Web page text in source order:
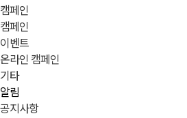
캠페인
캠페인
이벤트
온라인 캠페인
기타
알림
공지사항